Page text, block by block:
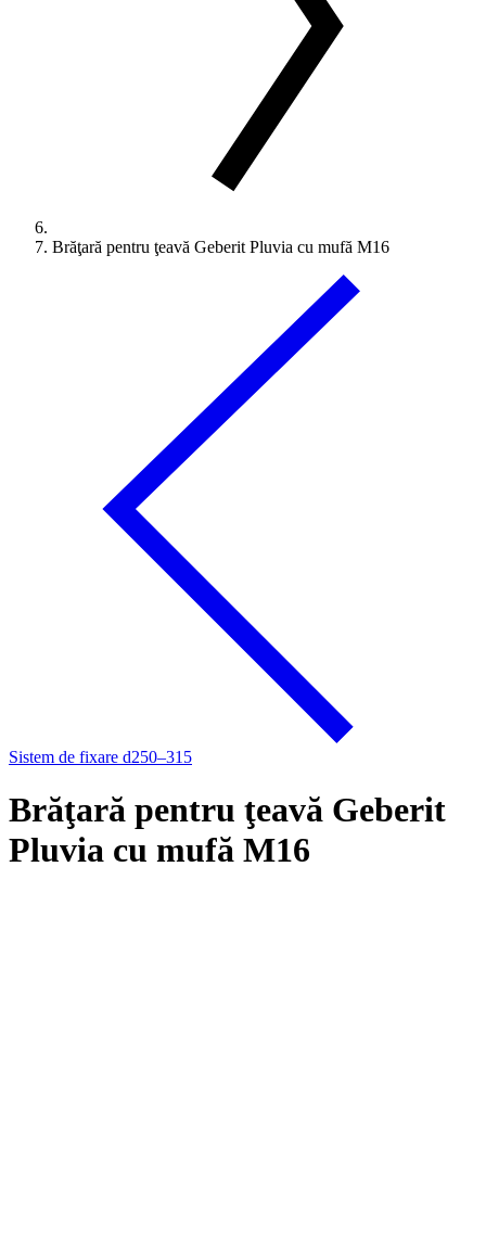
Brăţară pentru ţeavă Geberit Pluvia cu mufă M16
Sistem de fixare d250–315
Brăţară pentru ţeavă Geberit
Pluvia cu mufă M16